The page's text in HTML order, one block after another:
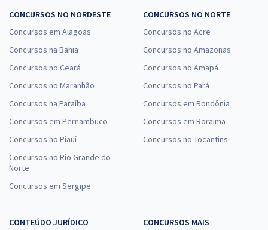
CONCURSOS NO NORDESTE
Concursos em Alagoas
Concursos na Bahia
Concursos no Ceará
Concursos no Maranhão
Concursos na Paraíba
Concursos em Pernambuco
Concursos no Piauí
Concursos no Rio Grande do
Norte
Concursos em Sergipe
CONCURSOS NO NORTE
Concursos no Acre
Concursos no Amazonas
Concursos no Amapá
Concursos no Pará
Concursos em Rondônia
Concursos em Roraima
Concursos no Tocantins
CONTEÚDO JURÍDICO
CONCURSOS MAIS